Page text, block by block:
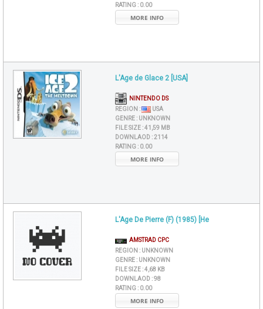
RATING : 0.00
MORE INFO
L'Age de Glace 2 [USA]
NINTENDO DS
REGION :
USA
GENRE : UNKNOWN
FILE SIZE :41,59 MB
DOWNLAOD :2114
RATING : 0.00
MORE INFO
L'Age De Pierre (F) (1985) [He
AMSTRAD CPC
REGION : UNKNOWN
GENRE : UNKNOWN
FILE SIZE :4,68 KB
DOWNLAOD :98
RATING : 0.00
MORE INFO